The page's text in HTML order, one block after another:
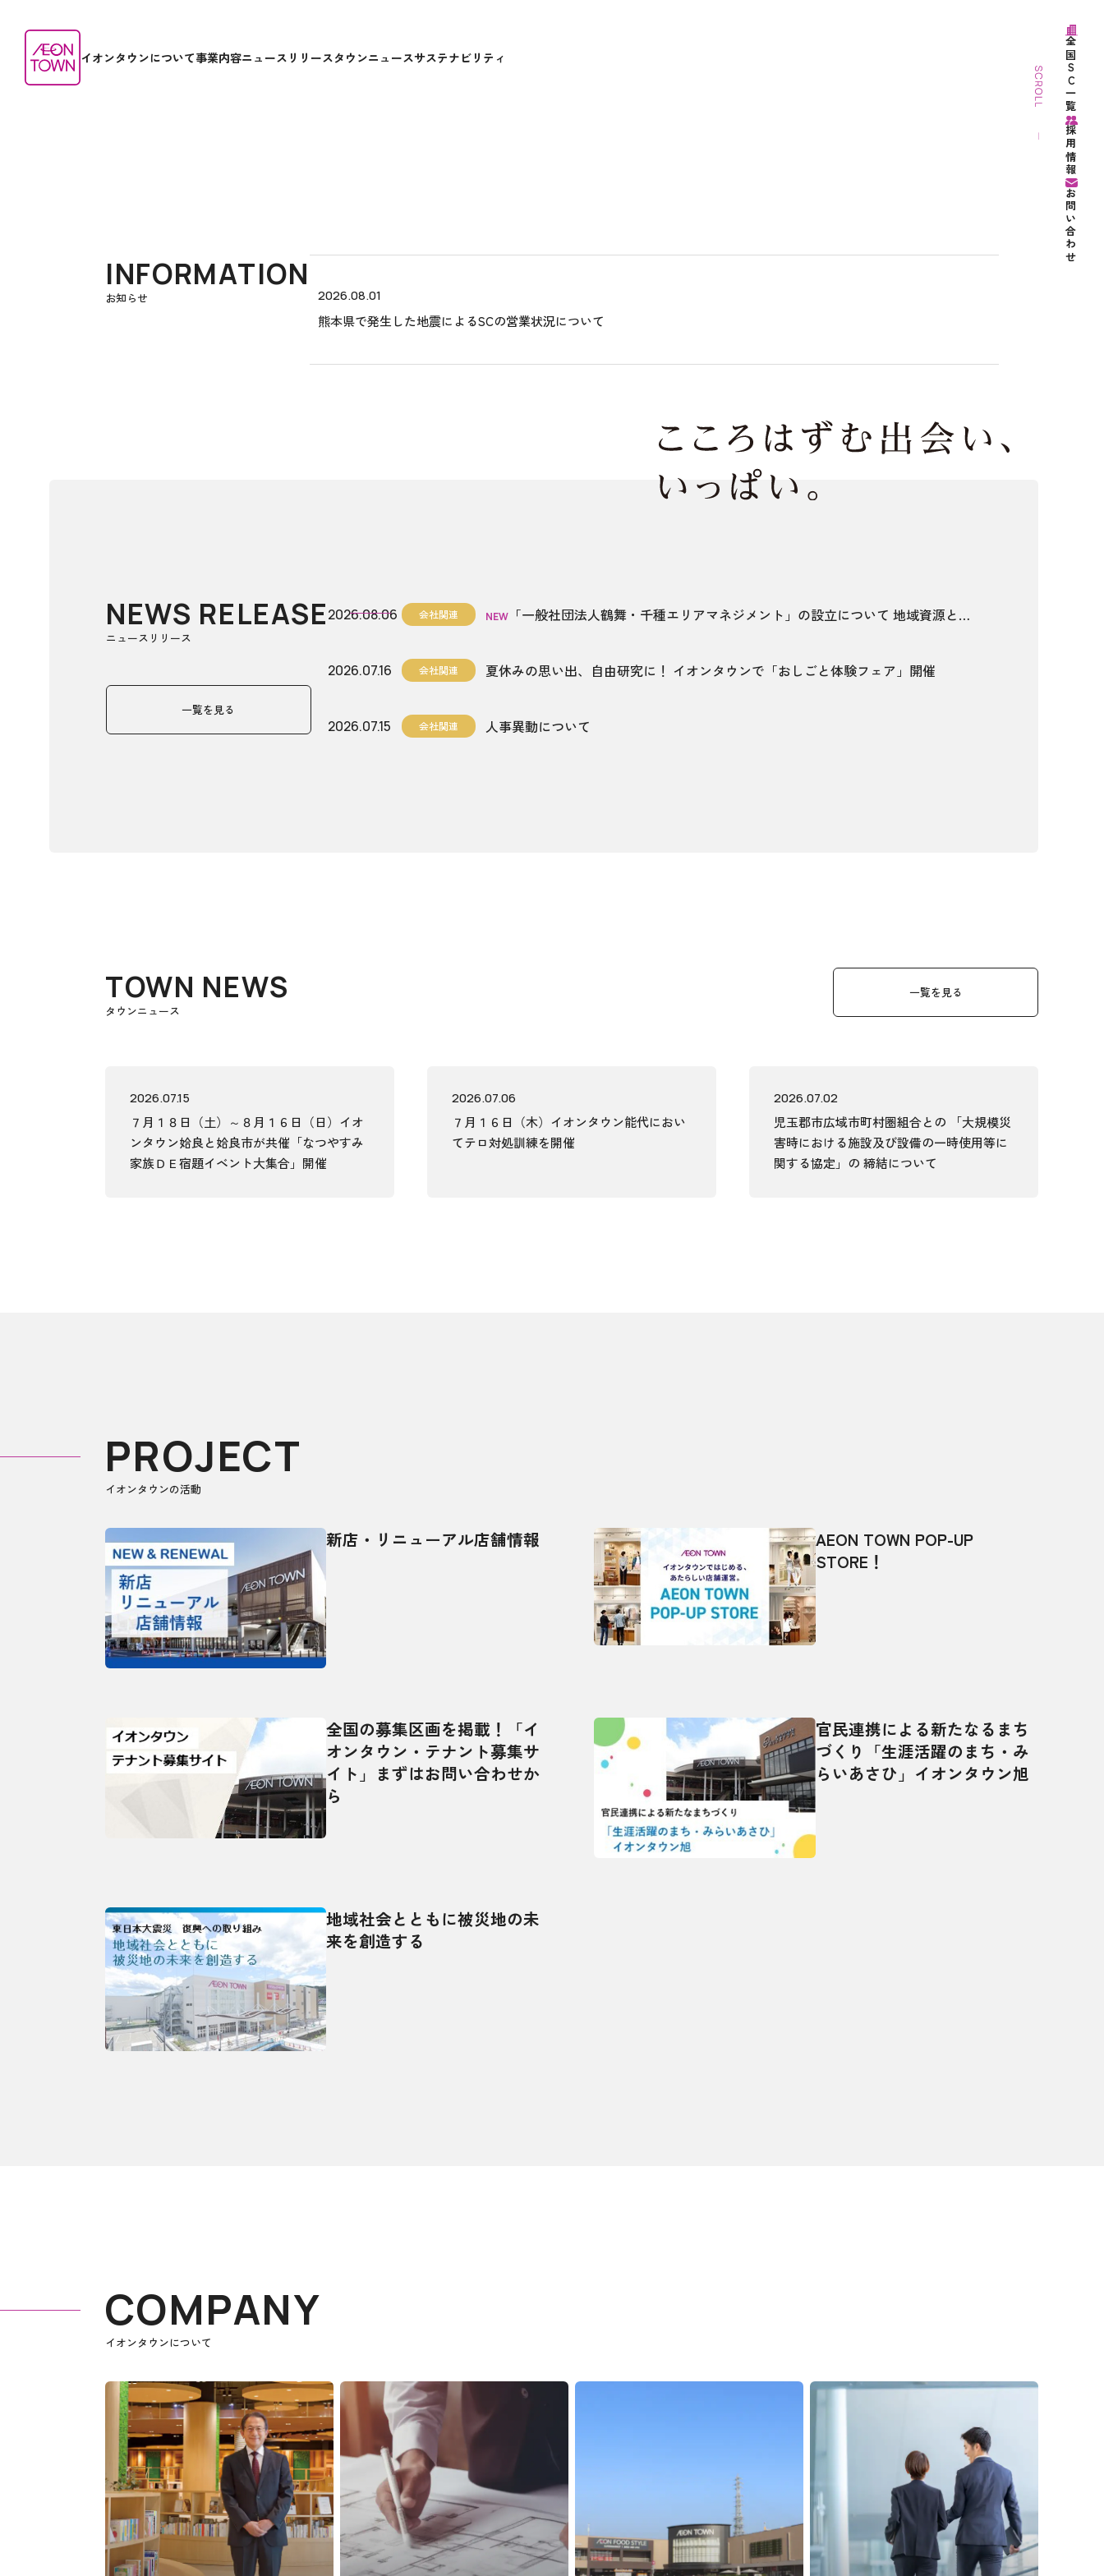
イオンタウンについて事業内容ニュースリリースタウンニュースサステナビリティ 全国SC一覧
採用情報
お問い合わせ
INFORMATION
お知らせ
2026.08.01
熊本県で発生した地震によるSCの営業状況について
NEWS RELEASE
ニュースリリース
NEW
2026.08.06 会社関連 「一般社団法人鶴舞・千種エリアマネジメント」の設立について 地域資源と多
様な人材をつなぎ賑わいを創出し、人が巡る歩いて楽しいまちへ
2026.07.16 会社関連 夏休みの思い出、自由研究に！ イオンタウンで「おしごと体験フェア」開催
2026.07.15 会社関連 人事異動について
一覧を見る
TOWN NEWS
タウンニュース
2026.07.15
７月１８日（土）～８月１６日（日）イオ
ンタウン姶良と姶良市が共催「なつやすみ
家族ＤＥ宿題イベント大集合」開催
2026.07.06
７月１６日（木）イオンタウン能代におい
てテロ対処訓練を開催
2026.07.02
児玉郡市広域市町村圏組合との 「大規模災
害時における施設及び設備の一時使用等に
関する協定」の 締結について
一覧を見る
PROJECT
イオンタウンの活動
新店・リニューアル店舗情報
AEON TOWN POP-UP
STORE！
全国の募集区画を掲載！「イ
オンタウン・テナント募集サ
イト」まずはお問い合わせか
ら
官民連携による新たなるまち
づくり「生涯活躍のまち・み
らいあさひ」イオンタウン旭
地域社会とともに被災地の未
来を創造する
COMPANY
イオンタウンについて